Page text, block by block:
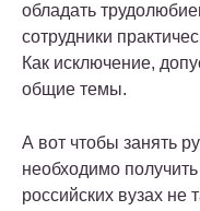
обладать
сотрудники
Как исключение,
общие темы.
А вот чтобы занять
необходимо
российских вузах не